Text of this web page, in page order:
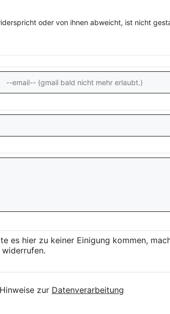
oder von ihnen abweicht, ist nicht
es hier zu keiner Einigung kommen,
zur Datenverarbeitung